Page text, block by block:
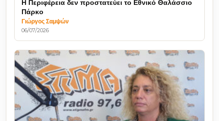
Η Περιφέρεια δεν προστατεύει το Εθνικό Θαλάσσιο
Πάρκο
Γιώργος Σαμψών
06/07/2026